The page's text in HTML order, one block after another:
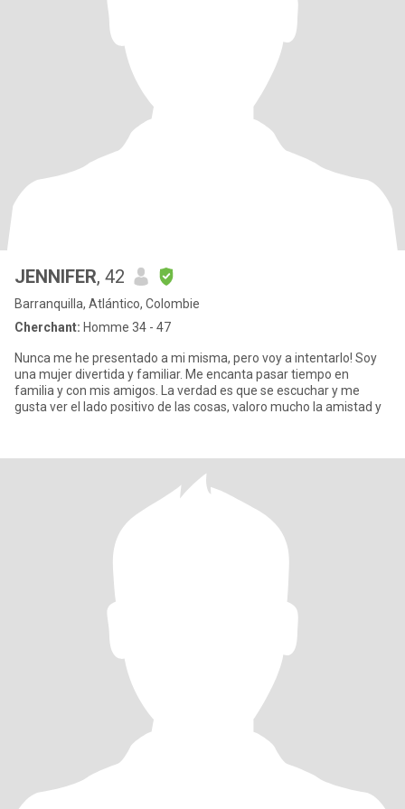
JENNIFER, 42
Barranquilla, Atlántico, Colombie
Cherchant: Homme 34 - 47
Nunca me he presentado a mi misma, pero voy a intentarlo! Soy
una mujer divertida y familiar. Me encanta pasar tiempo en
familia y con mis amigos. La verdad es que se escuchar y me
gusta ver el lado positivo de las cosas, valoro mucho la amistad y